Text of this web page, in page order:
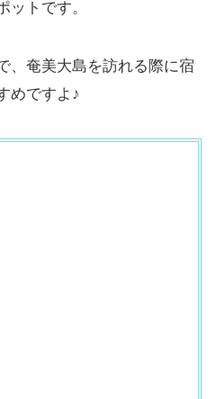
ットです。
、奄美大島を訪れる際に宿
めですよ♪